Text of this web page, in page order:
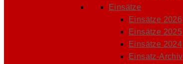
Einsätze
Einsätze 2026
Einsätze 2025
Einsätze 2024
Einsatz-Archiv